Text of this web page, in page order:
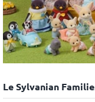
Le Sylvanian